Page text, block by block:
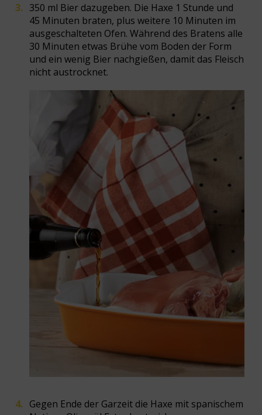
350 ml Bier dazugeben. Die Haxe 1 Stunde und
45 Minuten braten, plus weitere 10 Minuten im
ausgeschalteten Ofen. Während des Bratens alle
30 Minuten etwas Brühe vom Boden der Form
und ein wenig Bier nachgießen, damit das Fleisch
nicht austrocknet.
Gegen Ende der Garzeit die Haxe mit spanischem